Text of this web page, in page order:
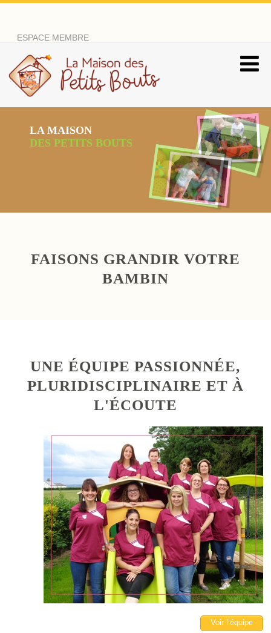
ESPACE MEMBRE
LES PREMIERS PAS
SONT IMPORTANTS
FAISONS GRANDIR VOTRE
BAMBIN
UNE ÉQUIPE PASSIONNÉE,
PLURIDISCIPLINAIRE ET À
L'ÉCOUTE
Voir l’équipe